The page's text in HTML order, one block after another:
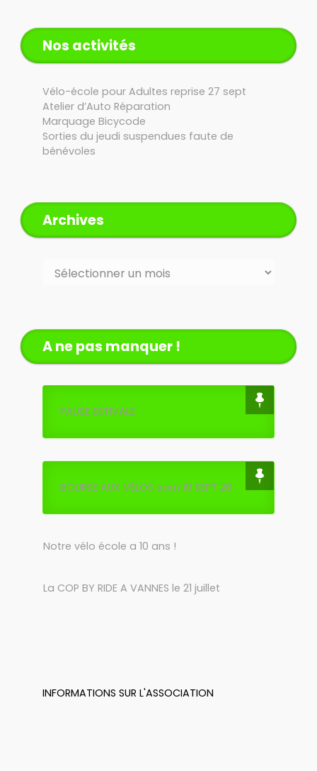
Nos activités
Vélo-école pour Adultes reprise 27 sept
Atelier d’Auto Réparation
Marquage Bicycode
Sorties du jeudi suspendues faute de
bénévoles
Archives
Archives
A ne pas manquer !
PAUSE ESTIVALE
BOURSE AUX VÉLOS sam 19 SEPT 26
Notre vélo école a 10 ans !
La COP BY RIDE A VANNES le 21 juillet
INFORMATIONS SUR L'ASSOCIATION